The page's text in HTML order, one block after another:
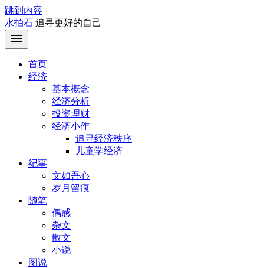
跳到内容
水拍石 追寻更好的自己
首页
经济
基本概念
经济分析
投资理财
经济小作
追寻经济秩序
儿童学经济
纪事
文如吾心
岁月留痕
随笔
偶感
杂文
散文
小说
图说